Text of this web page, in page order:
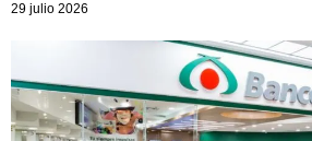
29 julio 2026